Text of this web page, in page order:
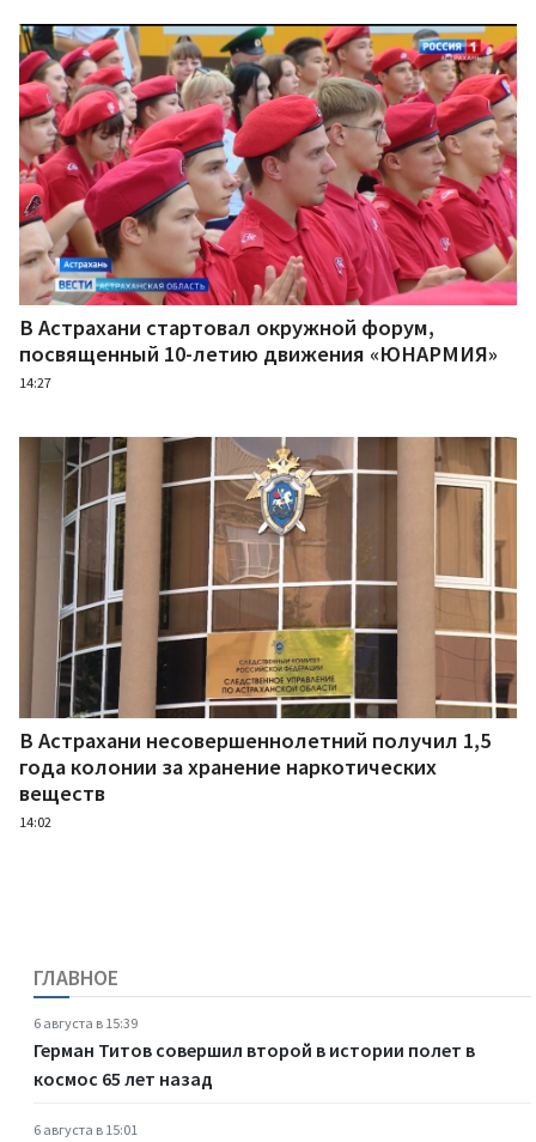
В Астрахани стартовал окружной форум,
посвященный 10-летию движения «ЮНАРМИЯ»
14:27
В Астрахани несовершеннолетний получил 1,5
года колонии за хранение наркотических
веществ
14:02
ГЛАВНОЕ
6 августа в 15:39
Герман Титов совершил второй в истории полет в
космос 65 лет назад
6 августа в 15:01